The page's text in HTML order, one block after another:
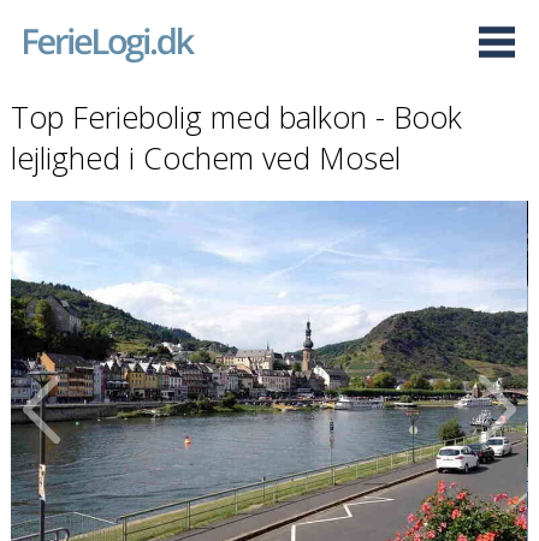
Top Feriebolig med balkon - Book
lejlighed i Cochem ved Mosel